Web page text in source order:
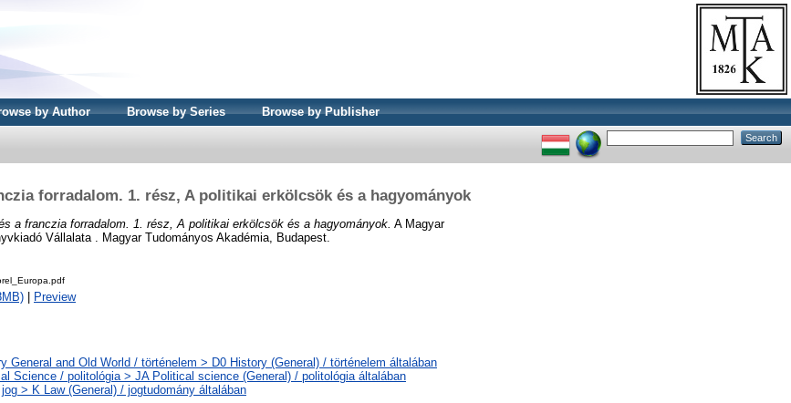
by Author Browse by Series Browse by Publisher
forradalom. 1. rész, A politikai erkölcsök és a hagyományok
a franczia forradalom. 1. rész, A politikai erkölcsök és a hagyományok. A Magyar
Vállalata . Magyar Tudományos Akadémia, Budapest.
Preview
General and Old World / történelem > D0 History (General) / történelem általában
Science / politológia > JA Political science (General) / politológia általában
> K Law (General) / jogtudomány általában